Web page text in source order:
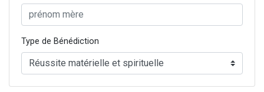
Type de Bénédiction